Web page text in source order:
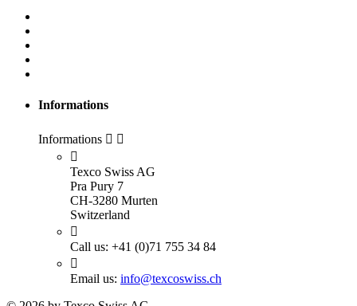
Informations
Informations  

Texco Swiss AG
Pra Pury 7
CH-3280 Murten
Switzerland

Call us: +41 (0)71 755 34 84

Email us: info@texcoswiss.ch